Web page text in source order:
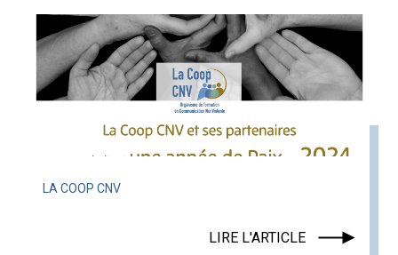
LA COOP CNV
LIRE L'ARTICLE